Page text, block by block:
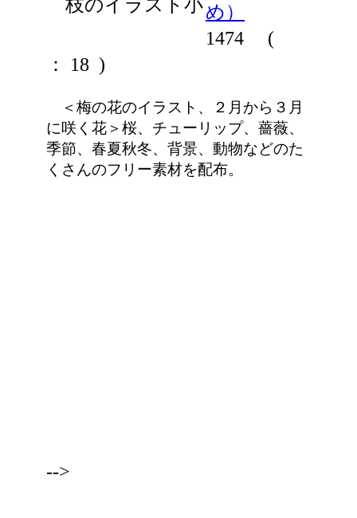
め）
1474
(
： 18 )
＜梅の花のイラスト、２月から３月
に咲く花＞桜、チューリップ、薔薇、
季節、春夏秋冬、背景、動物などのた
くさんのフリー素材を配布。
-->